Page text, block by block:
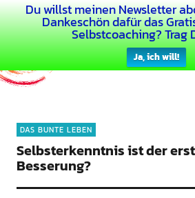
Du willst meinen Newsletter
Dankeschön dafür das
Selbstcoaching? Trag
Ja, ich will!
Dein Buntes Leben
DAS BUNTE LEBEN
Selbsterkenntnis ist der
Besserung?